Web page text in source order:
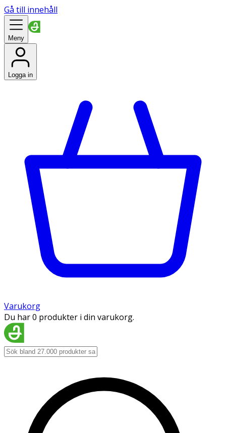
Gå till innehåll
Meny
Logga in
Varukorg
Du har 0 produkter i din varukorg.